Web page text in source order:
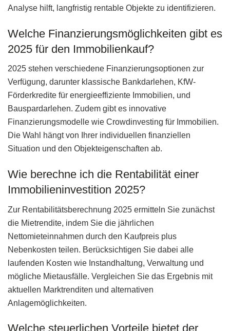
Analyse hilft, langfristig rentable Objekte zu identifizieren.
Welche Finanzierungsmöglichkeiten gibt es
2025 für den Immobilienkauf?
2025 stehen verschiedene Finanzierungsoptionen zur
Verfügung, darunter klassische Bankdarlehen, KfW-
Förderkredite für energieeffiziente Immobilien, und
Bauspardarlehen. Zudem gibt es innovative
Finanzierungsmodelle wie Crowdinvesting für Immobilien.
Die Wahl hängt von Ihrer individuellen finanziellen
Situation und den Objekteigenschaften ab.
Wie berechne ich die Rentabilität einer
Immobilieninvestition 2025?
Zur Rentabilitätsberechnung 2025 ermitteln Sie zunächst
die Mietrendite, indem Sie die jährlichen
Nettomieteinnahmen durch den Kaufpreis plus
Nebenkosten teilen. Berücksichtigen Sie dabei alle
laufenden Kosten wie Instandhaltung, Verwaltung und
mögliche Mietausfälle. Vergleichen Sie das Ergebnis mit
aktuellen Marktrenditen und alternativen
Anlagemöglichkeiten.
Welche steuerlichen Vorteile bietet der